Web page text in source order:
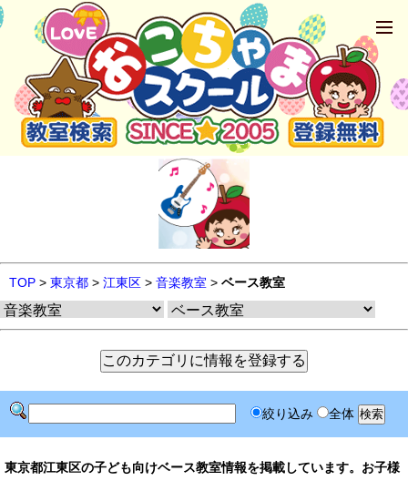
TOP > 東京都 > 江東区 > 音楽教室 > ベース教室
絞り込み 全体
東京都江東区の子ども向けベース教室情報を掲載しています。お子様